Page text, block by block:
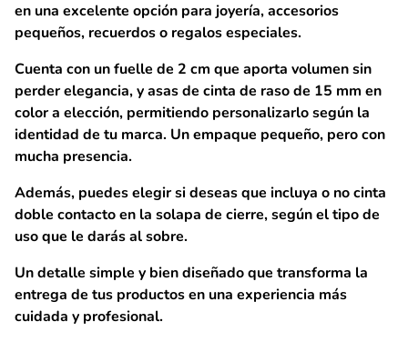
en una excelente opción para joyería, accesorios
pequeños, recuerdos o regalos especiales.
Cuenta con un fuelle de 2 cm que aporta volumen sin
perder elegancia, y asas de cinta de raso de 15 mm en
color a elección, permitiendo personalizarlo según la
identidad de tu marca. Un empaque pequeño, pero con
mucha presencia.
Además, puedes elegir si deseas que incluya o no cinta
doble contacto en la solapa de cierre, según el tipo de
uso que le darás al sobre.
Un detalle simple y bien diseñado que transforma la
entrega de tus productos en una experiencia más
cuidada y profesional.